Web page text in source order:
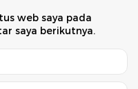
web saya pada
saya berikutnya.